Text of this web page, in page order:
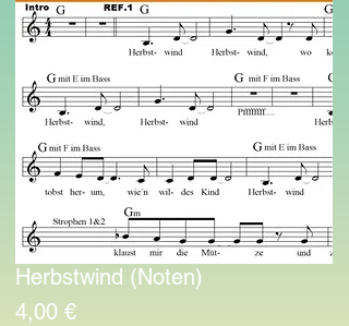
Herbstwind (Noten)
4,00 €Preis